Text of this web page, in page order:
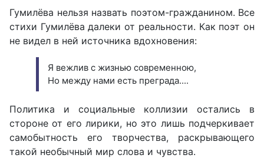
Гумилёва нельзя назвать поэтом-гражданином. Все
стихи Гумилёва далеки от реальности. Как поэт он
не видел в ней источника вдохновения:
Я вежлив с жизнью современною,
Но между нами есть преграда....
Политика и социальные коллизии остались в
стороне от его лирики, но это лишь подчеркивает
самобытность его творчества, раскрывающего
такой необычный мир слова и чувства.